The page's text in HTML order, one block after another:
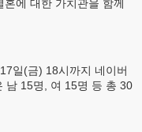
에 대한 가치관을 함께
일(금) 18시까지 네이버
남 15명, 여 15명 등 총 30